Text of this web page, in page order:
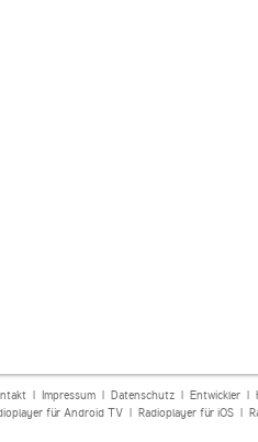
| Impressum| Datenschutz| Entwickler|
für Android TV| Radioplayer für iOS|